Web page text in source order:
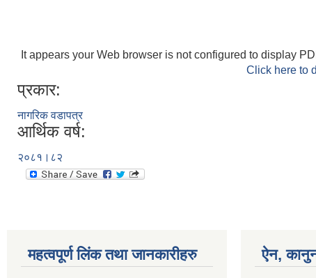
It appears your Web browser is not configured to display
Click here to
प्रकार:
नागरिक वडापत्र
आर्थिक वर्ष:
२०८१।८२
महत्वपूर्ण लिंक तथा जानकारीहरु ऐन, कानुन